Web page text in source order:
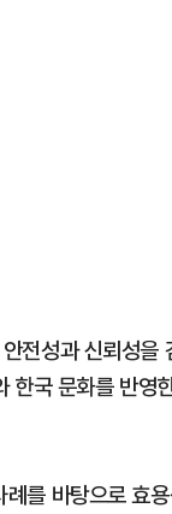
전성과 신뢰성
한국 문화를 반영
를 바탕으로 효